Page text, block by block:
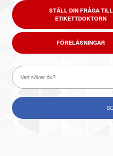
STÄLL DIN FRÅGA TILL
ETIKETTDOKTORN
FÖRELÄSNINGAR